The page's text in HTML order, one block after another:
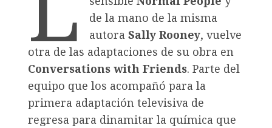
de la mano de la misma
autoraSally Rooney, vuelve
otra de las adaptaciones de su obra en
Conversations with Friends. Parte del
equipo que los acompañó para la
primera adaptación televisiva de
regresa para dinamitar la química que